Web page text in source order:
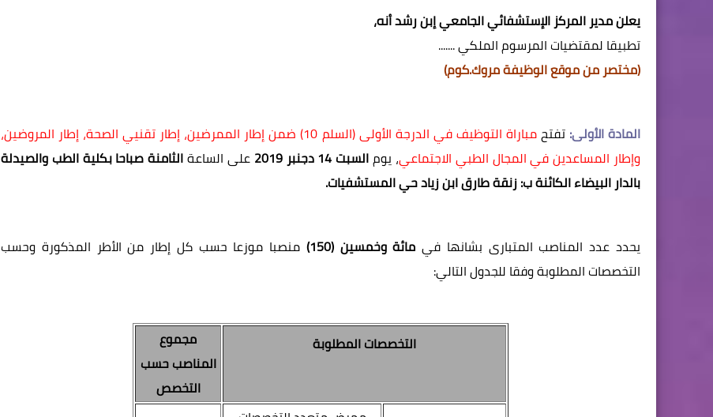
يعلن مدير المركز الإستشفائي الجامعي إبن رشد أنه،
تطبيقا لمقتضيات المرسوم الملكي .......
(مختصر من موقع الوظيفة مروك.كوم)
المادة الأولى: تفتح
مباراة التوظيف في الدرجة الأولى (السلم 10) ضمن إطار الممرضين، إطار تقنيي الصحة، إطار المروضين،
وإطار المساعدين في المجال الطبي الاجتماعي، يومالسبت 14 دجنبر 2019 على الساعةالثامنة صباحا بكلية الطب والصيدلة
بالدار البيضاء الكائنة ب: زنقة طارق ابن زياد حي المستشفيات.
يحدد عدد المناصب المتبارى بشانها في مائة وخمسين (150)
منصبا موزعا حسب كل إطار من الأطر المذكورة وحسب
التخصصات المطلوبة وفقا للجدول التالي:
مجموع
المناصب حسب
التخصص
التخصصات المطلوبة